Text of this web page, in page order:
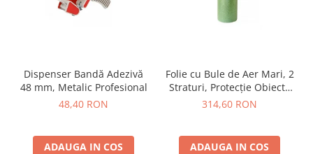
Dispenser Bandă Adezivă
48 mm, Metalic Profesional
48,40 RON
ADAUGA IN COS
Folie cu Bule de Aer Mari, 2
Straturi, Protecție Obiecte
Grele
314,60 RON
ADAUGA IN COS